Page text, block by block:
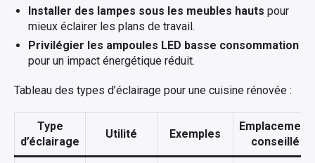
Installer des lampes sous les meubles hauts pour
mieux éclairer les plans de travail.
Privilégier les ampoules LED basse consommation
pour un impact énergétique réduit.
Tableau des types d’éclairage pour une cuisine rénovée :
Type
d’éclairage
Utilité Exemples
Emplacement
conseillé